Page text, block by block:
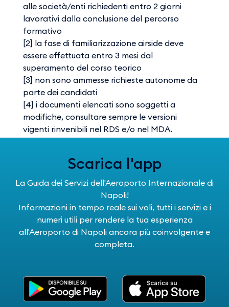
alle società/enti richiedenti entro 2 giorni
lavorativi dalla conclusione del percorso
formativo
[2] la fase di familiarizzazione airside deve
essere effettuata entro 3 mesi dal
superamento del corso teorico
[3] non sono ammesse richieste autonome da
parte dei candidati
[4] i documenti elencati sono soggetti a
modifiche, consultare sempre le versioni
vigenti rinvenibili nel RDS e/o nel MDA.
Scarica l'app
La Guida dei Servizi dell'Aeroporto Internazionale di
Napoli!
Informazioni in tempo reale sui voli, tutti i servizi e i
numeri utili per rendere la tua esperienza
all'Aeroporto di Napoli ancora più coinvolgente e
completa.